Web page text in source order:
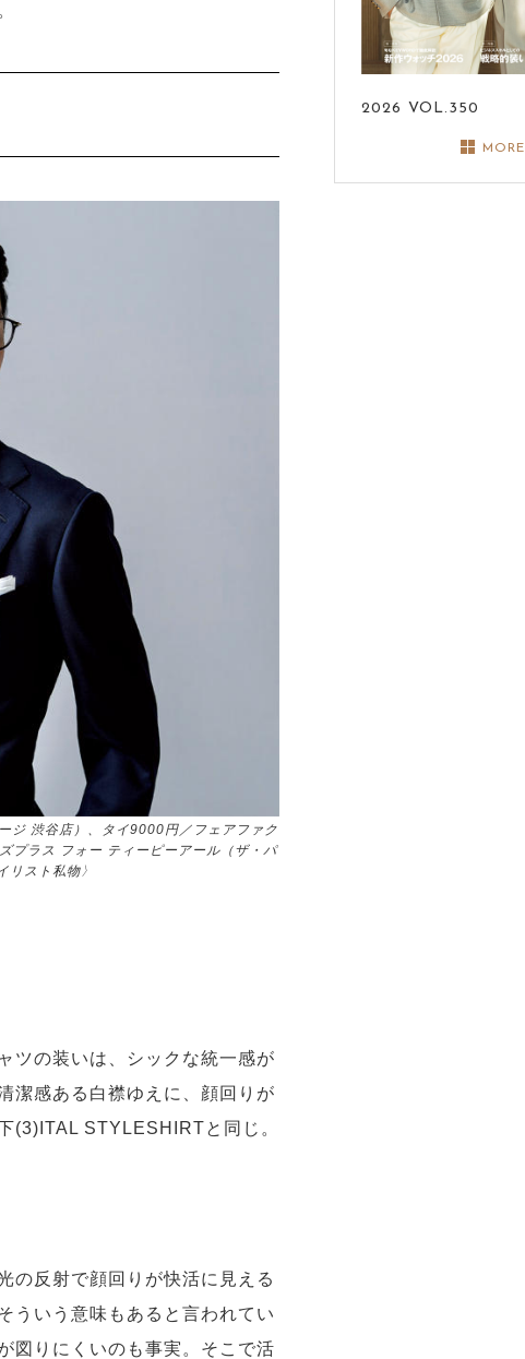
ジ 渋谷店）、タイ9000円／フェアファク
プラス フォー ティーピーアール（ザ・パ
スト私物〉
ツの装いは、シックな統一感が
潔感ある白襟ゆえに、顔回りが
(3)ITAL STYLESHIRTと同じ。
の反射で顔回りが快活に見える
ういう意味もあると言われてい
図りにくいのも事実。そこで活
2026 VOL.350
MORE